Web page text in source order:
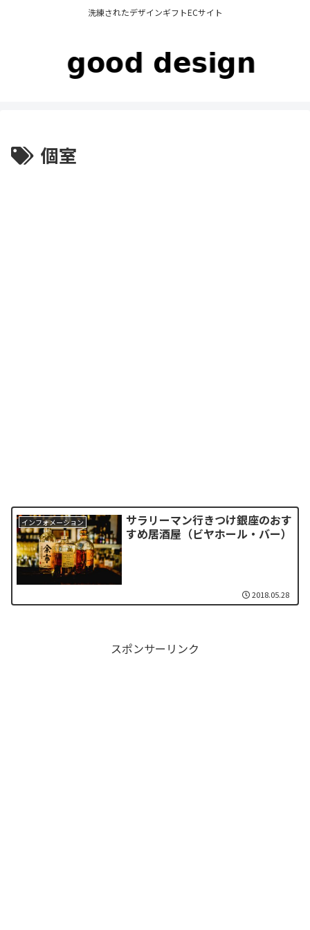
洗練されたデザインギフトECサイト
個室
インフォメーション
サラリーマン行きつけ銀座のおす
すめ居酒屋（ビヤホール・バー）
2018.05.28
スポンサーリンク